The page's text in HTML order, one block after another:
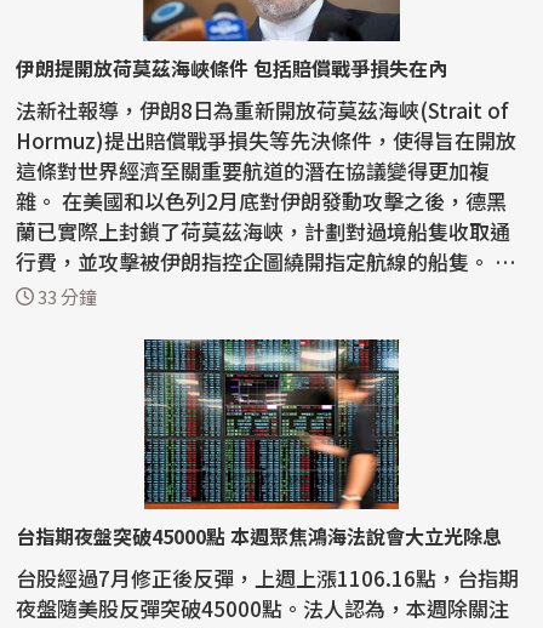
伊朗提開放荷莫茲海峽條件 包括賠償戰爭損失在內
法新社報導，伊朗8日為重新開放荷莫茲海峽(Strait of
Hormuz)提出賠償戰爭損失等先決條件，使得旨在開放
這條對世界經濟至關重要航道的潛在協議變得更加複
雜。 在美國和以色列2月底對伊朗發動攻擊之後，德黑
蘭已實際上封鎖了荷莫茲海峽，計劃對過境船隻收取通
行費，並攻擊被伊朗指控企圖繞開指定航線的船隻。 在
戰前...
33 分鐘
台指期夜盤突破45000點 本週聚焦鴻海法說會大立光除息
台股經過7月修正後反彈，上週上漲1106.16點，台指期
夜盤隨美股反彈突破45000點。法人認為，本週除關注